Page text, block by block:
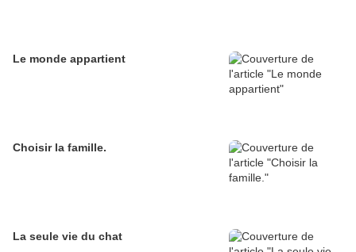
Le monde appartient
Choisir la famille.
La seule vie du chat